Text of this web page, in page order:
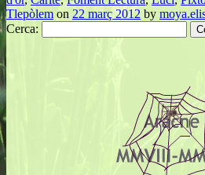
Tlepòlem on 22 març 2012 by
Cerca: